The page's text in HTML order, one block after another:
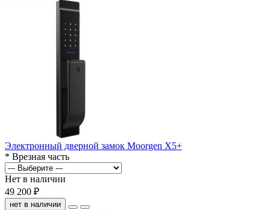
Электронный дверной замок Moorgen X5+
* Врезная часть
Нет в наличии
49 200 ₽
нет в наличии